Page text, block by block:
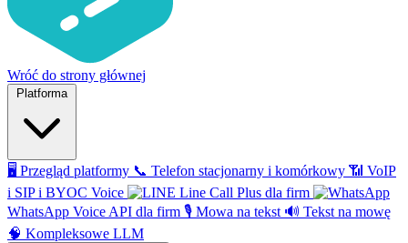
Wróć do strony głównej
Platforma
🖥️ Przegląd platformy 📞 Telefon stacjonarny i komórkowy 📶 VoIP
i SIP i BYOC Voice
Line Call Plus dla firm
WhatsApp Voice API dla firm 🎙️ Mowa na tekst 🔊 Tekst na mowę
🧠 Kompleksowe LLM